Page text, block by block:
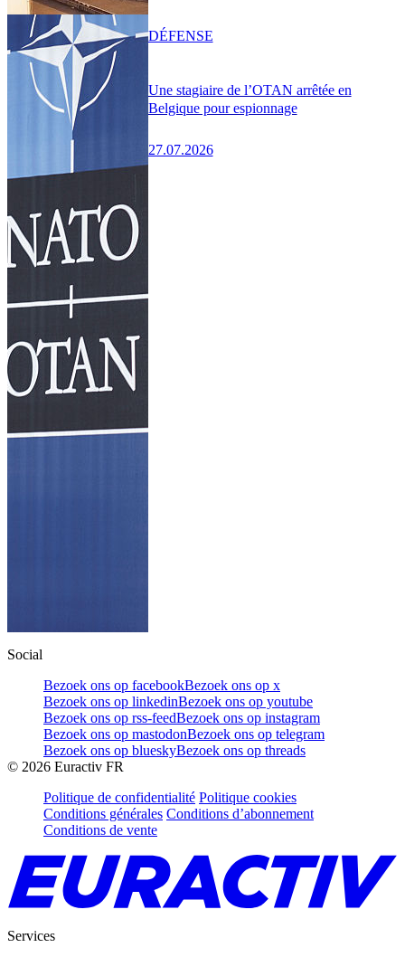
Une stagiaire de l’OTAN arrêtée en
Belgique pour espionnage
27.07.2026
DÉFENSE
Social
Bezoek ons op facebookBezoek ons op x
Bezoek ons op linkedinBezoek ons op youtube
Bezoek ons op rss-feedBezoek ons op instagram
Bezoek ons op mastodonBezoek ons op telegram
Bezoek ons op blueskyBezoek ons op threads
© 2026 Euractiv FR
Politique de confidentialité Politique cookies
Conditions générales Conditions d’abonnement
Conditions de vente
Services